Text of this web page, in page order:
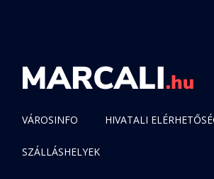
VÁROSINFO HIVATALI
SZÁLLÁSHELYEK